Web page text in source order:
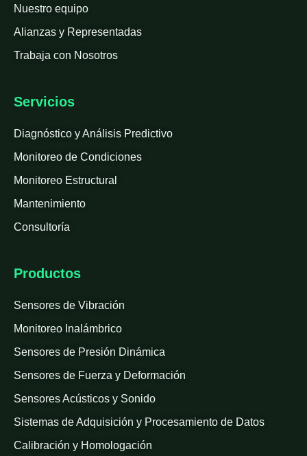
Nuestro equipo
Alianzas y Representadas
Trabaja con Nosotros
Servicios
Diagnóstico y Análisis Predictivo
Monitoreo de Condiciones
Monitoreo Estructural
Mantenimiento
Consultoría
Productos
Sensores de Vibración
Monitoreo Inalámbrico
Sensores de Presión Dinámica
Sensores de Fuerza y Deformación
Sensores Acústicos y Sonido
Sistemas de Adquisición y Procesamiento de Datos
Calibración y Homologación